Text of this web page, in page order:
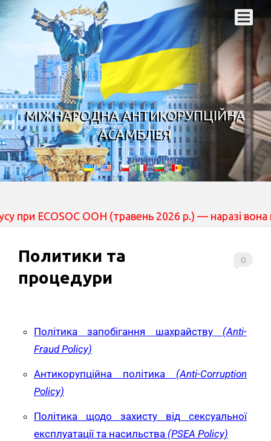
МІЖНАРОДНА АНТИКОРУПЦІЙНА
АСАМБЛЕЯ
ECOSOC ООН (травень 2026 р.) — наразі вона
0
Политики та
процедури
Політика запобігання шахрайству (Anti-
FraudPolicy)
Антикорупційна політика (Anti-Corruption
Policy)
Політика щодо захисту від сексуальної
експлуатації та насильства (PSEA Policy)